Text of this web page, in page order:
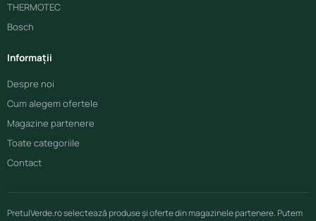
THERMOTEC
Bosch
Informații
Despre noi
Cum alegem ofertele
Magazine partenere
Toate categoriile
Contact
PretulVerde.ro selectează produse și oferte din magazinele partenere. Putem